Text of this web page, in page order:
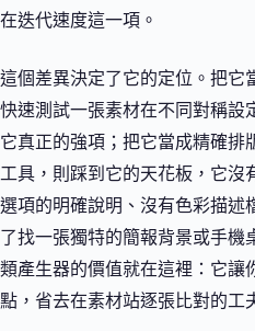
在迭代速度這一項。
這個差異決定了它的定位。把它
快速測試一張素材在不同對稱設
它真正的強項；把它當成精確排
工具，則踩到它的天花板，它沒
選項的明確說明、沒有色彩描述
了找一張獨特的簡報背景或手機
類產生器的價值就在這裡：它讓
點，省去在素材站逐張比對的工